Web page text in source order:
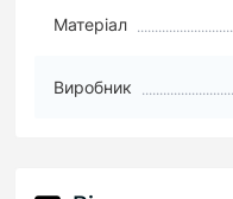
Матеріал
Виробник